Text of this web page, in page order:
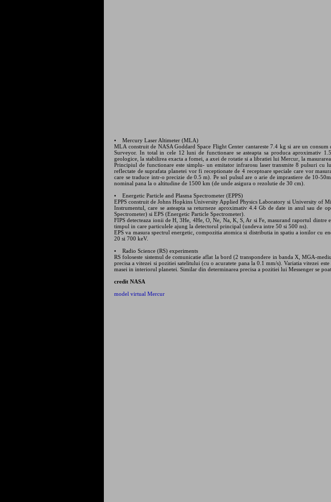
• Mercury Laser Altimeter (MLA)
MLA construit de NASA Goddard Space Flight Center cantareste 7.4 kg si are un
Surveyor. In total in cele 12 luni de functionare se asteapta sa produca aproximativ
geologice, la stabilirea exacta a fomei, a axei de rotatie si a libratiei lui Mercur, la
Principiul de functionare este simplu- un emitator infrarosu laser transmite 8 pulsuri cu
reflectate de suprafata planetei vor fi receptionate de 4 receptoare speciale care vor
care se traduce intr-o precizie de 0.5 m). Pe sol pulsul are o arie de imprastiere de 10-
nominal pana la o altitudine de 1500 km (de unde asigura o rezolutie de 30 cm).
• Energetic Particle and Plasma Spectrometer (EPPS)
EPPS construit de Johns Hopkins University Applied Physics Laboratory si University of
Instrumentul, care se asteapta sa returneze aproximativ 4.4 Gb de date in anul sau de
Spectrometer) si EPS (Energetic Particle Spectrometer).
FIPS detecteaza ionii de H, 3He, 4He, O, Ne, Na, K, S, Ar si Fe, masurand raportul
timpul in care particulele ajung la detectorul principal (undeva intre 50 si 500 ns).
EPS va masura spectrul energetic, compozitia atomica si distributia in spatiu a ionilor cu
20 si 700 keV.
• Radio Science (RS) experiments
RS foloseste sistemul de comunicatie aflat la bord (2 transpondere in banda X, MGA-
precisa a vitezei si pozitiei satelitului (cu o acuratete pana la 0.1 mm/s). Variatia vitezei
masei in interiorul planetei. Similar din determinarea precisa a pozitiei lui Messenger se
credit NASA
model virtual Mercur